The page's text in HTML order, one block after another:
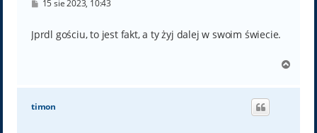
t
15 sie 2023, 10:43
Jprdl gościu, to jest fakt, a ty żyj dalej w swoim świecie.
g
timon